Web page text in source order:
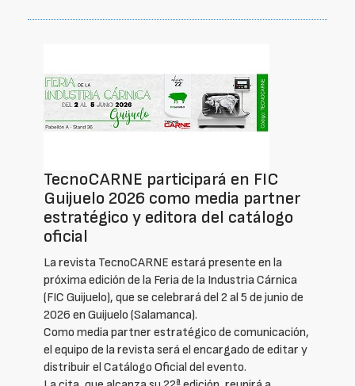
TecnoCARNE participará en FIC
Guijuelo 2026 como media partner
estratégico y editora del catálogo
oficial
La revista TecnoCARNE estará presente en la
próxima edición de la Feria de la Industria Cárnica
(FIC Guijuelo), que se celebrará del 2 al 5 de junio de
2026 en Guijuelo (Salamanca).
Como media partner estratégico de comunicación,
el equipo de la revista será el encargado de editar y
distribuir el Catálogo Oficial del evento.